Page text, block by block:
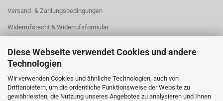
Diese Webseite verwendet Cookies und andere
Technologien
Wir verwenden Cookies und ähnliche Technologien, auch von
Drittanbietern, um die ordentliche Funktionsweise der Website zu
gewährleisten, die Nutzung unseres Angebotes zu analysieren und Ihnen
Versand- & Zahlungsbedingungen
Widerrufsrecht & Widerrufsformular
Privatsphäre und Datenschutz
Cookie Einstellungen